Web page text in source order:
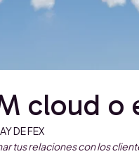
cloud o
DE FEX
tus relaciones con los